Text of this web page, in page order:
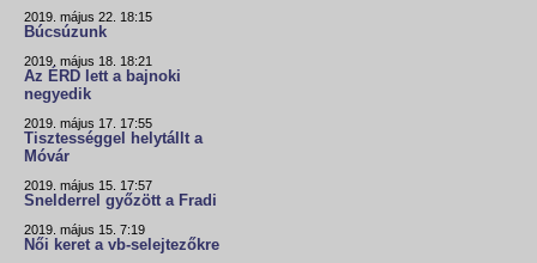
2019. május 22. 18:15
Búcsúzunk
2019. május 18. 18:21
Az ÉRD lett a bajnoki
negyedik
2019. május 17. 17:55
Tisztességgel helytállt a
Móvár
2019. május 15. 17:57
Snelderrel győzött a Fradi
2019. május 15. 7:19
Női keret a vb-selejtezőkre